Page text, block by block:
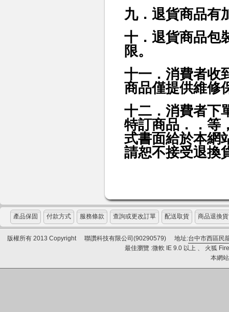
九．退貨商品有
十．退貨商品包
限。
十一．消費者收
商品僅提供維修
十二．消費者下
特訂商品．．等
式書面給於本網
請恕不接受退換
產品保固 付款方式 服務條款 查詢或更改訂單 配送取貨 商品退換貨
版權所有 2013 Copyright 聯讚科技有限公司(90290579) 地址:台中市西區民
最佳瀏覽 :微軟 IE 9.0 以上 、 火狐
本網